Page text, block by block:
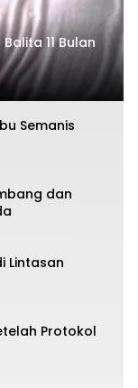
11 Bulan
Semanis
dan
Lintasan
Protokol